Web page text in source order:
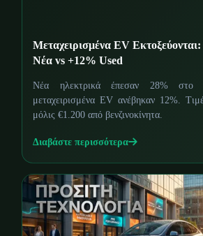
Μεταχειρισμένα EV
Νέα vs +12% Used
Νέα ηλεκτρικά έπεσαν 28%
μεταχειρισμένα EV ανέβηκαν 12%.
μόλις €1.200 από βενζινοκίνητα.
Διαβάστε περισσότερα